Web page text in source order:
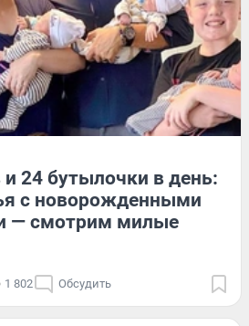
и 24 бутылочки в день:
с новорожденными
— смотрим милые
1 802 Обсудить